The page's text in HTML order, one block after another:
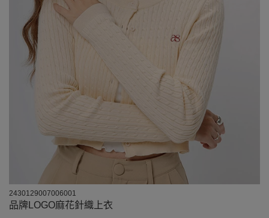
2430129007006001
品牌LOGO麻花針織上衣